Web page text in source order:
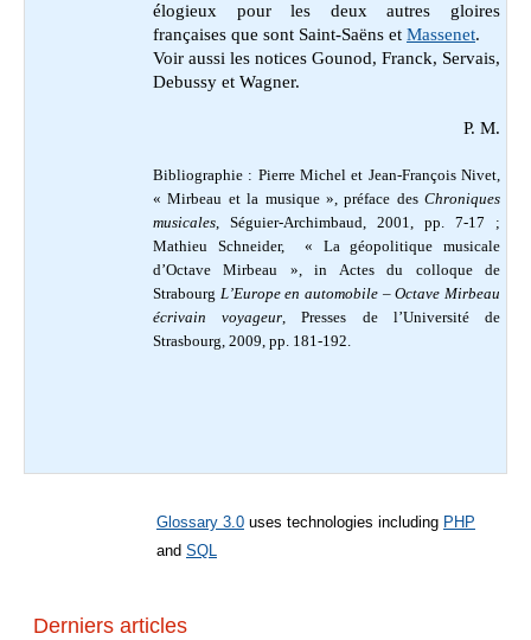
élogieux pour les deux autres gloires
françaises que sont Saint-Saëns et Massenet.
Voir aussi les notices Gounod, Franck, Servais,
Debussy et Wagner.
P. M.
Bibliographie : Pierre Michel et Jean-François Nivet,
« Mirbeau et la musique », préface des Chroniques
musicales, Séguier-Archimbaud, 2001, pp. 7-17 ;
Mathieu Schneider, « La géopolitique musicale
d’Octave Mirbeau », in Actes du colloque de
Strabourg L’Europe en automobile – Octave Mirbeau
écrivain voyageur,
Presses de l’Université de
Strasbourg, 2009, pp. 181-192.
Glossary 3.0 uses technologies including PHP
and SQL
Derniers articles